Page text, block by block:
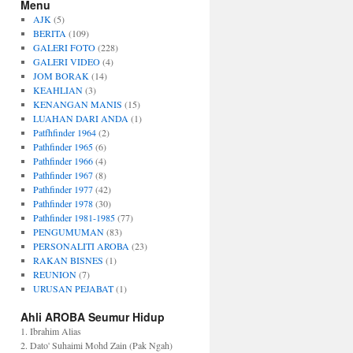
Menu
AJK (5)
BERITA (109)
GALERI FOTO(228)
GALERI VIDEO(4)
JOM BORAK (14)
KEAHLIAN(3)
KENANGAN MANIS (15)
LUAHAN DARI ANDA (1)
Patfhfinder 1964(2)
Pathfinder 1965(6)
Pathfinder 1966(4)
Pathfinder 1967(8)
Pathfinder 1977(42)
Pathfinder 1978(30)
Pathfinder 1981-1985(77)
PENGUMUMAN(83)
PERSONALITI AROBA (23)
RAKAN BISNES (1)
REUNION(7)
URUSAN PEJABAT(1)
Ahli AROBA Seumur Hidup
1. Ibrahim Alias
2. Dato' Suhaimi Mohd Zain (Pak Ngah)